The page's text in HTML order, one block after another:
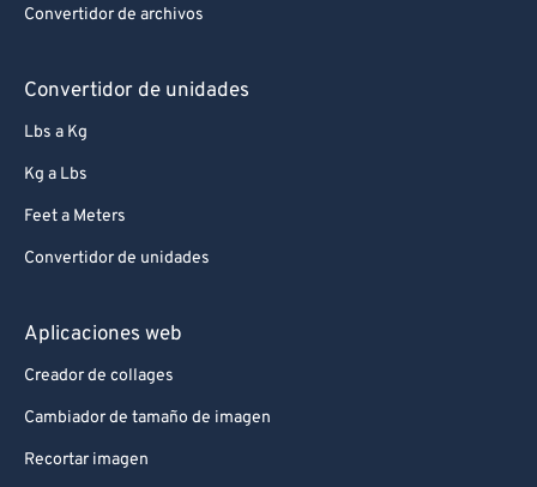
Convertidor de archivos
Convertidor de unidades
Lbs a Kg
Kg a Lbs
Feet a Meters
Convertidor de unidades
Aplicaciones web
Creador de collages
Cambiador de tamaño de imagen
Recortar imagen